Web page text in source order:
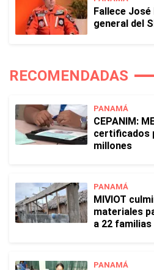
Fallece
general del
RECOMENDADAS
PANAMÁ
CEPANIM:
certificados
millones
PANAMÁ
MIVIOT
materiales
a 22 familias
PANAMÁ